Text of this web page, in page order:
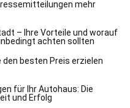
mehr
– Ihre Vorteile und worauf
achten sollten
den besten Preis erzielen
für Ihr Autohaus: Die
und Erfolg